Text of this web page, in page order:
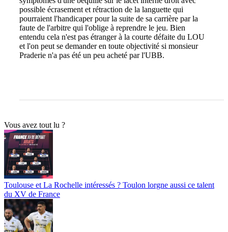
possible écrasement et rétraction de la languette qui
pourraient l'handicaper pour la suite de sa carrière par la
faute de l'arbitre qui l'oblige à reprendre le jeu. Bien
entendu cela n'est pas étranger à la courte défaite du LOU
et l'on peut se demander en toute objectivité si monsieur
Praderie n'a pas été un peu acheté par l'UBB.
Vous avez tout lu ?
Toulouse et La Rochelle intéressés ? Toulon lorgne aussi ce talent
du XV de France